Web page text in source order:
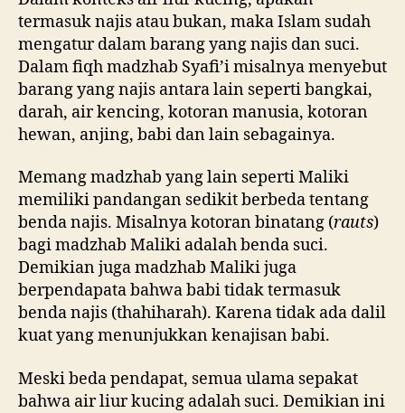
termasuk najis atau bukan, maka Islam sudah
mengatur dalam barang yang najis dan suci.
Dalam fiqh madzhab Syafi’i misalnya menyebut
barang yang najis antara lain seperti bangkai,
darah, air kencing, kotoran manusia, kotoran
hewan, anjing, babi dan lain sebagainya.
Memang madzhab yang lain seperti Maliki
memiliki pandangan sedikit berbeda tentang
benda najis. Misalnya kotoran binatang (rauts)
bagi madzhab Maliki adalah benda suci.
Demikian juga madzhab Maliki juga
berpendapata bahwa babi tidak termasuk
benda najis (thahiharah). Karena tidak ada dalil
kuat yang menunjukkan kenajisan babi.
Meski beda pendapat, semua ulama sepakat
bahwa air liur kucing adalah suci. Demikian ini